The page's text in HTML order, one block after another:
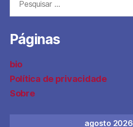
por:
Páginas
bio
Política de privacidade
Sobre
agosto 2026